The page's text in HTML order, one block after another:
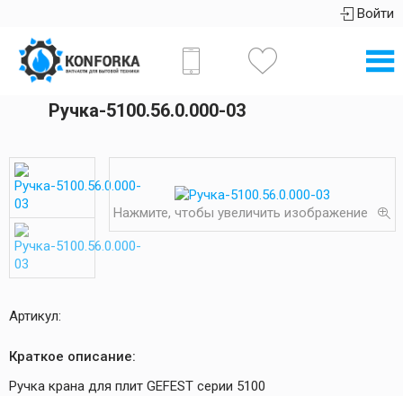
Войти
Ручка-5100.56.0.000-03
Нажмите, чтобы увеличить изображение
Артикул:
Краткое описание:
Ручка крана для плит GEFEST серии 5100